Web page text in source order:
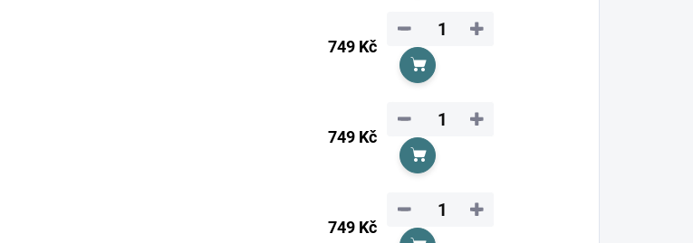
749 Kč
+
−
Do košíku
749 Kč
+
−
Do košíku
749 Kč
+
−